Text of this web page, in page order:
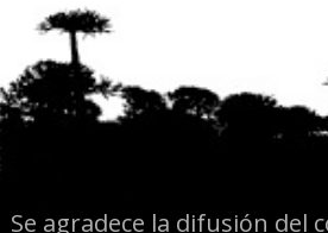
Se agradece la difusión del